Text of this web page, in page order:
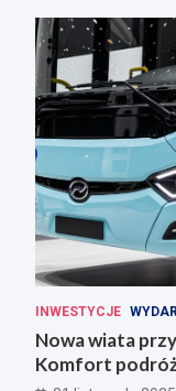
INWESTYCJE
Nowa wiata
Komfort